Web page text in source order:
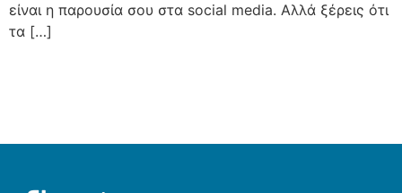
είναι η παρουσία σου στα social media. Αλλά ξέρεις ότι
τα […]